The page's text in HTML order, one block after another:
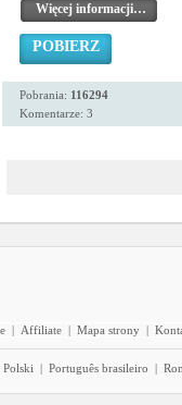
Więcej informacji…
POBIERZ
Pobrania: 116294
Komentarze: 3
| Affiliate | Mapa strony |
Polski | Português brasileiro |